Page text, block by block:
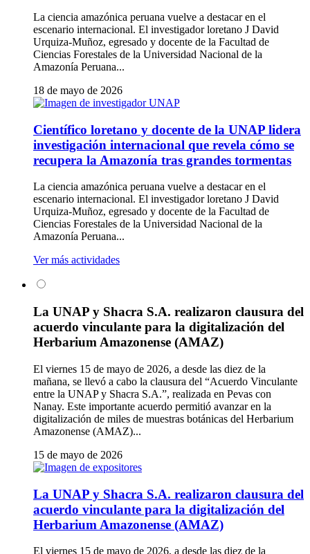
La ciencia amazónica peruana vuelve a destacar en el
escenario internacional. El investigador loretano J David
Urquiza-Muñoz, egresado y docente de la Facultad de
Ciencias Forestales de la Universidad Nacional de la
Amazonía Peruana...
18 de mayo de 2026
Científico loretano y docente de la UNAP lidera
investigación internacional que revela cómo se
recupera la Amazonía tras grandes tormentas
La ciencia amazónica peruana vuelve a destacar en el
escenario internacional. El investigador loretano J David
Urquiza-Muñoz, egresado y docente de la Facultad de
Ciencias Forestales de la Universidad Nacional de la
Amazonía Peruana...
Ver más actividades
La UNAP y Shacra S.A. realizaron clausura del
acuerdo vinculante para la digitalización del
Herbarium Amazonense (AMAZ)
El viernes 15 de mayo de 2026, a desde las diez de la
mañana, se llevó a cabo la clausura del “Acuerdo Vinculante
entre la UNAP y Shacra S.A.”, realizada en Pevas con
Nanay. Este importante acuerdo permitió avanzar en la
digitalización de miles de muestras botánicas del Herbarium
Amazonense (AMAZ)...
15 de mayo de 2026
La UNAP y Shacra S.A. realizaron clausura del
acuerdo vinculante para la digitalización del
Herbarium Amazonense (AMAZ)
El viernes 15 de mayo de 2026, a desde las diez de la